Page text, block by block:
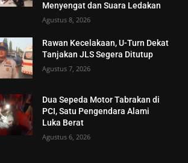
Menyengat dan Suara Ledakan
Agustus 8, 2026
Rawan Kecelakaan, U-Turn Dekat
Tanjakan JLS Segera Ditutup
Agustus 7, 2026
Dua Sepeda Motor Tabrakan di
PCI, Satu Pengendara Alami
Luka Berat
Agustus 6, 2026